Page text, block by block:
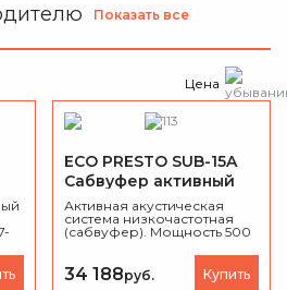
Показать все
Цена
ECO PRESTO SUB-15A
Сабвуфер активный
Активная акустическая
система низкочастотная
(сабвуфер). Мощность 500
усилитель класса D,
встроенный стерео
кроссовер.
34 188руб. Купить